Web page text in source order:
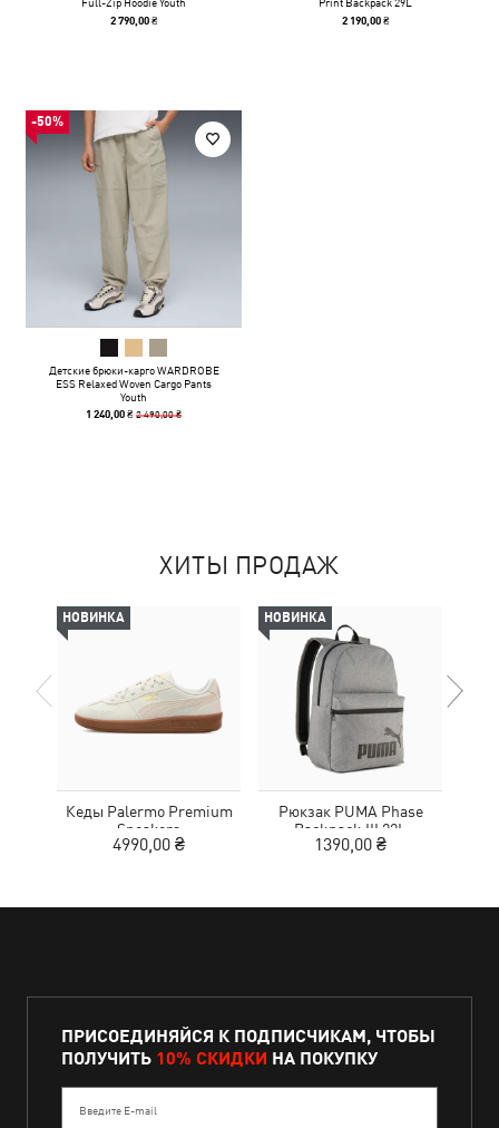
2 790,00 ₴ 2 190,00 ₴
-50%
Детские брюки-карго WARDROBE
ESS Relaxed Woven Cargo Pants
Youth
1 240,00 ₴2 490,00 ₴
ХИТЫ ПРОДАЖ
НОВИНКА
Кеды Palermo Premium
Sneakers
4990,00 ₴
НОВИНКА
Рюкзак PUMA Phase
Backpack III 22L
1390,00 ₴
ПРИСОЕДИНЯЙСЯ К ПОДПИСЧИКАМ, ЧТОБЫ
ПОЛУЧИТЬ 10% СКИДКИ НА ПОКУПКУ
Введите E-mail